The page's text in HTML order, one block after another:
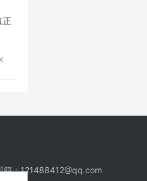
正
箱：121488412@qq.com